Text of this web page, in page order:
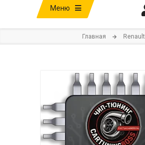
Меню
Главная Renault